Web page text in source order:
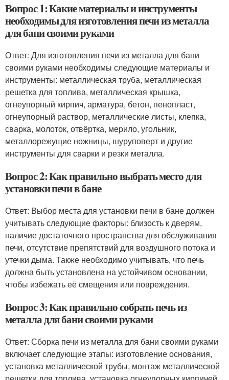
Вопрос 1: Какие материалы и инструменты
необходимы для изготовления печи из металла
для бани своими руками
Ответ: Для изготовления печи из металла для бани
своими руками необходимы следующие материалы и
инструменты: металлическая труба, металлическая
решетка для топлива, металлическая крышка,
огнеупорный кирпич, арматура, бетон, пенопласт,
огнеупорный раствор, металлические листы, клепка,
сварка, молоток, отвёртка, мерило, угольник,
металлорежущие ножницы, шуруповерт и другие
инструменты для сварки и резки металла.
Вопрос 2: Как правильно выбрать место для
установки печи в бане
Ответ: Выбор места для установки печи в бане должен
учитывать следующие факторы: близость к дверям,
наличие достаточного пространства для обслуживания
печи, отсутствие препятствий для воздушного потока и
утечки дыма. Также необходимо учитывать, что печь
должна быть установлена на устойчивом основании,
чтобы избежать её смещения или повреждения.
Вопрос 3: Как правильно собрать печь из
металла для бани своими руками
Ответ: Сборка печи из металла для бани своими руками
включает следующие этапы: изготовление основания,
установка металлической трубы, монтаж металлической